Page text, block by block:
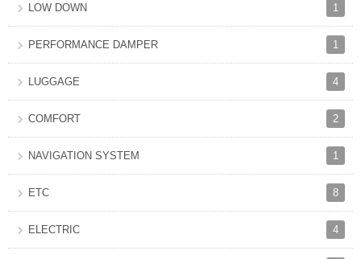
LOW DOWN 1
PERFORMANCE DAMPER 1
LUGGAGE 4
COMFORT 2
NAVIGATION SYSTEM 1
ETC 8
ELECTRIC 4